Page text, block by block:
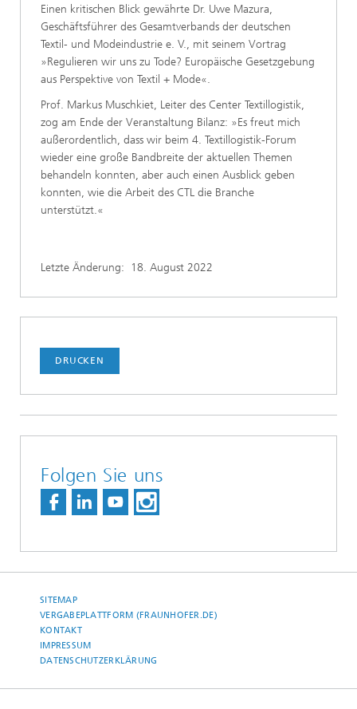
Einen kritischen Blick gewährte Dr. Uwe Mazura,
Geschäftsführer des Gesamtverbands der deutschen
Textil- und Modeindustrie e. V., mit seinem Vortrag
»Regulieren wir uns zu Tode? Europäische Gesetzgebung
aus Perspektive von Textil + Mode«.
Prof. Markus Muschkiet, Leiter des Center Textillogistik,
zog am Ende der Veranstaltung Bilanz: »Es freut mich
außerordentlich, dass wir beim 4. Textillogistik-Forum
wieder eine große Bandbreite der aktuellen Themen
behandeln konnten, aber auch einen Ausblick geben
konnten, wie die Arbeit des CTL die Branche
unterstützt.«
Letzte Änderung: 18. August 2022
DRUCKEN
Folgen Sie uns
SITEMAP
VERGABEPLATTFORM (FRAUNHOFER.DE)
KONTAKT
IMPRESSUM
DATENSCHUTZERKLÄRUNG